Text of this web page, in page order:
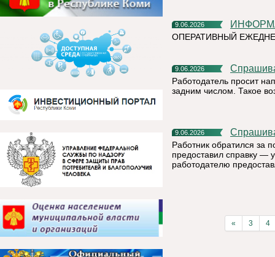
9.06.2026
ОПЕРАТИВНЫЙ
9.06.2026
Работодатель просит
задним числом. Такое
9.06.2026
Работник обратился за
предоставил справку —
работодателю
« 3 4